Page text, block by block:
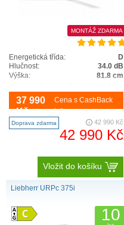
MONTÁŽ ZDARMA
Energetická třída:
D
Hlučnost:
34.0 dB
Výška:
81.8 cm
LED, mrazicí přihrádkou a
dělenými policemi ve dvířkách v
kompaktním designu. optimální a
bezúdržbovéLEDosvětl..
37 990
Kč
Cena s CashBack
Info
Doprava zdarma 42 990 Kč
42 990 Kč
Vložit do košíku
Liebherr URPc 375i
10